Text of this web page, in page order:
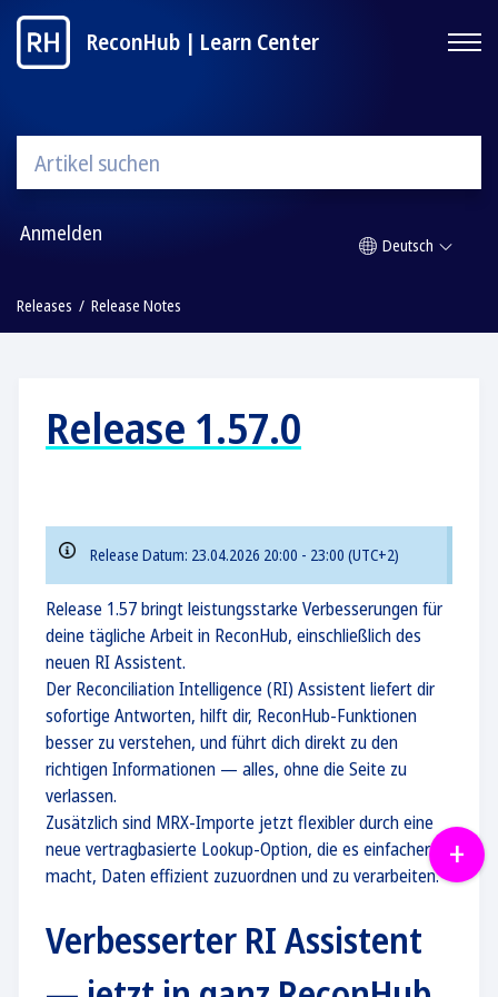
ReconHub | Learn Center
Deutsch
Anmelden
Releases Release Notes
Release 1.57.0
Release Datum: 23.04.2026 20:00 - 23:00 (UTC+2)
Release 1.57 bringt leistungsstarke Verbesserungen für
deine tägliche Arbeit in ReconHub, einschließlich des
neuen RI Assistent.
Der Reconciliation Intelligence (RI) Assistent liefert dir
sofortige Antworten, hilft dir, ReconHub-Funktionen
besser zu verstehen, und führt dich direkt zu den
richtigen Informationen — alles, ohne die Seite zu
verlassen.
Zusätzlich sind MRX-Importe jetzt flexibler durch eine
neue vertragbasierte Lookup-Option, die es einfacher
macht, Daten effizient zuzuordnen und zu verarbeiten.
Verbesserter RI Assistent